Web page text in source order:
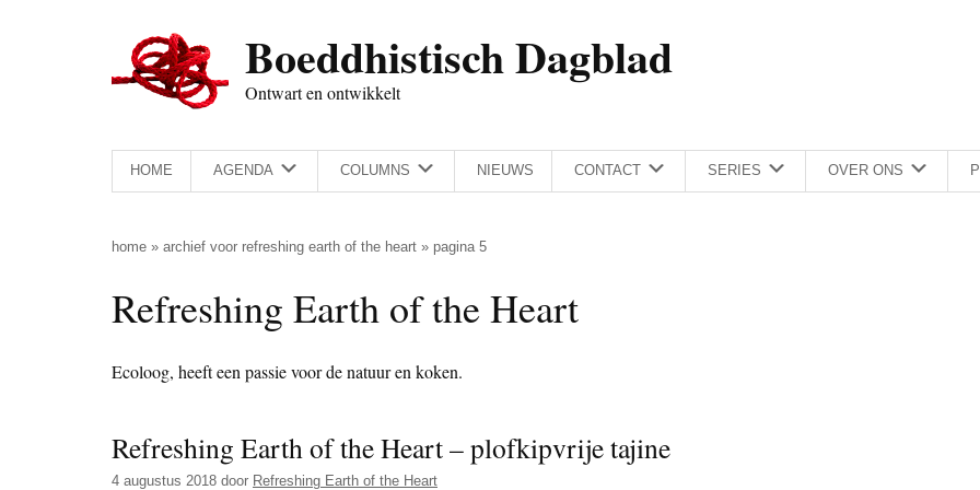
Boeddhistisch Dagblad
Ontwart en ontwikkelt
HOME AGENDA COLUMNS NIEUWS CONTACT SERIES OVER ONS
home » archief voor refreshing earth of the heart » pagina 5
Refreshing Earth of the Heart
Ecoloog, heeft een passie voor de natuur en koken.
Refreshing Earth of the Heart – plofkipvrije tajine
4 augustus 2018 door Refreshing Earth of the Heart